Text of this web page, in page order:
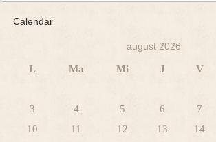
Calendar
august 2026
L Ma Mi J V
3
4 5 6 7
10
11 12 13 14